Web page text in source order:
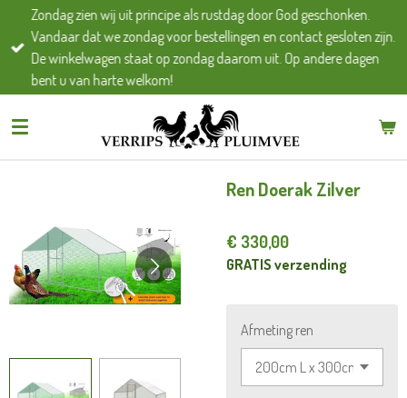
direct
naar
Zondag zien wij uit principe als rustdag door God geschonken.
Vandaar dat we zondag voor bestellingen en contact gesloten zijn.
De winkelwagen staat op zondag daarom uit. Op andere dagen
bent u van harte welkom!
Ren Doerak Zilver
€ 330,00
GRATIS verzending
Afmeting ren